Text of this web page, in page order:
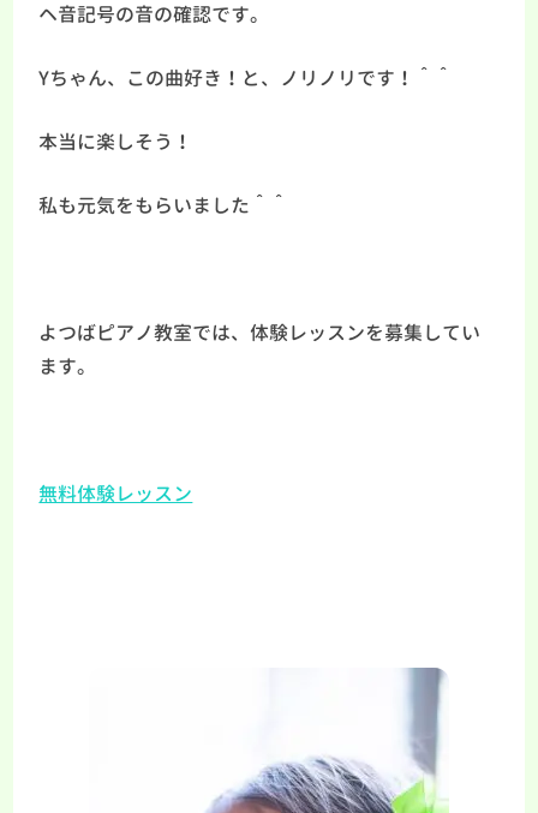
ヘ音記号の音の確認です。
Yちゃん、この曲好き！と、ノリノリです！＾＾
本当に楽しそう！
私も元気をもらいました＾＾
よつばピアノ教室では、体験レッスンを募集してい
ます。
無料体験レッスン